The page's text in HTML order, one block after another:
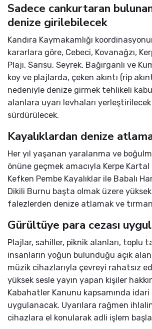
Sadece cankurtaran
denize girilebilecek
Kandıra Kaymakamlığı
kararlara göre, Cebeci, Kovanağzı,
Plajı, Sarısu, Seyrek, Bağırganlı ve
koy ve plajlarda, çeken akıntı (rip
nedeniyle denize girmek tehlikeli
alanlara uyarı levhaları
sürdürülecek.
Kayalıklardan denize
Her yıl yaşanan yaralanma ve
önüne geçmek amacıyla Kerpe Kartal
Kefken Pembe Kayalıklar ile Babalı
Dikili Burnu başta olmak üzere yüksek
falezlerden denize atlamak ve
Gürültüye para cezası
Plajlar, sahiller, piknik alanları, toplu
insanların yoğun bulunduğu açık
müzik cihazlarıyla çevreyi rahatsız
yüksek sesle yayın yapan kişiler
Kabahatler Kanunu kapsamında idari
uygulanacak. Uyarılara rağmen
cihazlara el konularak adli işlem